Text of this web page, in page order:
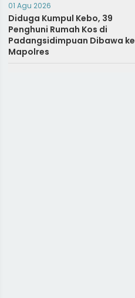
01 Agu 2026
Diduga Kumpul Kebo, 39
Penghuni Rumah Kos di
Padangsidimpuan Dibawa ke
Mapolres